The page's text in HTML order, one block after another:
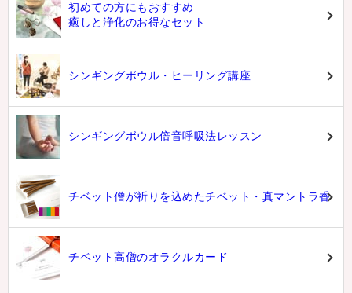
初めての方にもおすすめ
癒しと浄化のお得なセット
シンギングボウル・ヒーリング講座
シンギングボウル倍音呼吸法レッスン
チベット僧が祈りを込めたチベット・真マントラ香
チベット高僧のオラクルカード